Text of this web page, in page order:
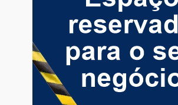
LKCIO Calçados
- APP MULHER SEGURA - GOVGO -